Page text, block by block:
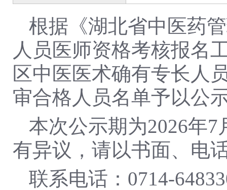
根据《湖北省中医药
人员医师资格考核报名
区中医医术确有专长人
审合格人员名单予以公
本次公示期为2026年
有异议，请以书面、电
联系电话：0714-